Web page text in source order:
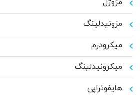
مزوژل
مزونیدلینگ
میکرودرم
میکرونیدلینگ
هایفوتراپی